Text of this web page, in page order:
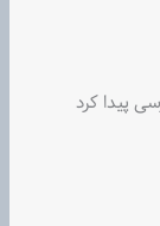
پیدا کرد